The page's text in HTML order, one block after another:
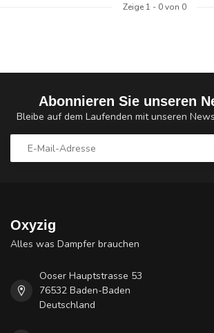
Zeige 1 - 0von 0
Abonnieren Sie unseren
Bleibe auf dem Laufenden mit unseren
Oxyzig
Alles was Dampfer brauchen
Ooser Hauptstrasse 53
76532 Baden-Baden
Deutschland